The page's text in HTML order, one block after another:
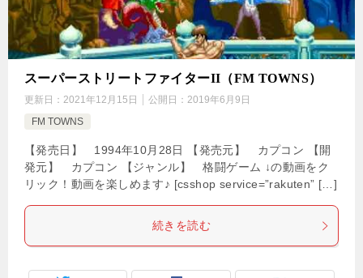
スーパーストリートファイターII（FM TOWNS）
更新日： 2021年12月15日 公開日： 2019年6月9日
FM TOWNS
【発売日】 1994年10月28日 【発売元】 カプコン 【開
発元】 カプコン 【ジャンル】 格闘ゲーム ↓の動画をク
リック！動画を楽しめます♪ [csshop service=”rakuten” […]
続きを読む